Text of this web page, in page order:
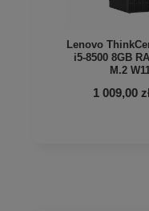
Lenovo
i5-8500 8GB
M.2
1 009,00